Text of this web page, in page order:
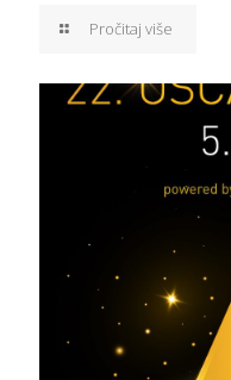
Pročitaj više